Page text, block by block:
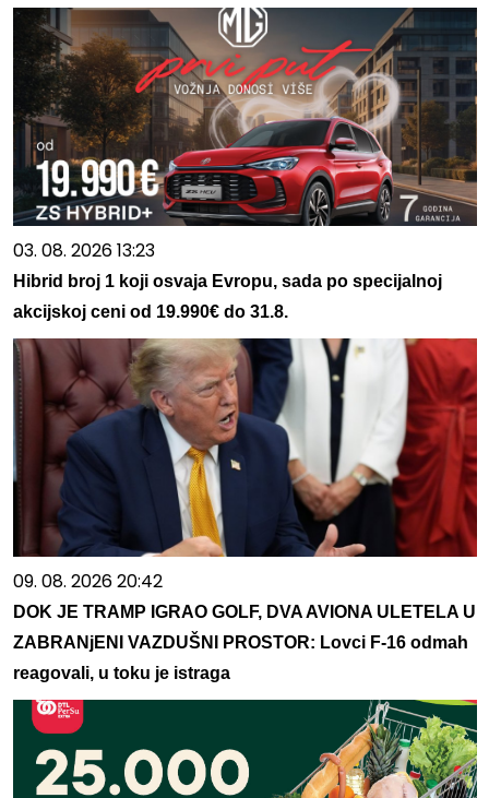
03. 08. 2026 13:23
Hibrid broj 1 koji osvaja Evropu, sada po specijalnoj
akcijskoj ceni od 19.990€ do 31.8.
09. 08. 2026 20:42
DOK JE TRAMP IGRAO GOLF, DVA AVIONA ULETELA U
ZABRANjENI VAZDUŠNI PROSTOR: Lovci F-16 odmah
reagovali, u toku je istraga